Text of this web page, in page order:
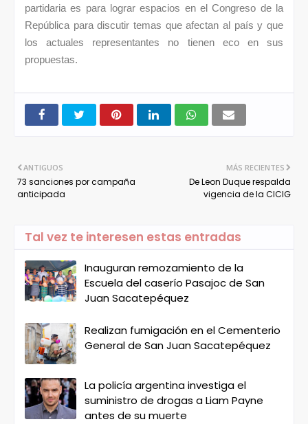
partidaria es para lograr espacios en el Congreso de la
República para discutir temas que afectan al país y que
los actuales representantes no tienen eco en sus
propuestas.
MÁS RECIENTES
De Leon Duque respalda
vigencia de la CICIG
ANTIGUOS
73 sanciones por campaña
anticipada
Tal vez te interesen estas entradas
Inauguran remozamiento de la
Escuela del caserío Pasajoc de San
Juan Sacatepéquez
Realizan fumigación en el Cementerio
General de San Juan Sacatepéquez
La policía argentina investiga el
suministro de drogas a Liam Payne
antes de su muerte